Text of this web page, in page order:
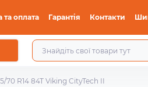
та оплата Гарантія Контакти
70 R14 84T Viking CityTech II